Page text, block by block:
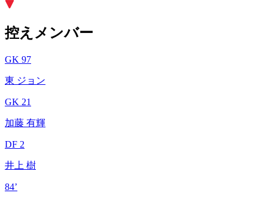
控えメンバー
GK 97
東 ジョン
GK 21
加藤 有輝
DF 2
井上 樹
84’